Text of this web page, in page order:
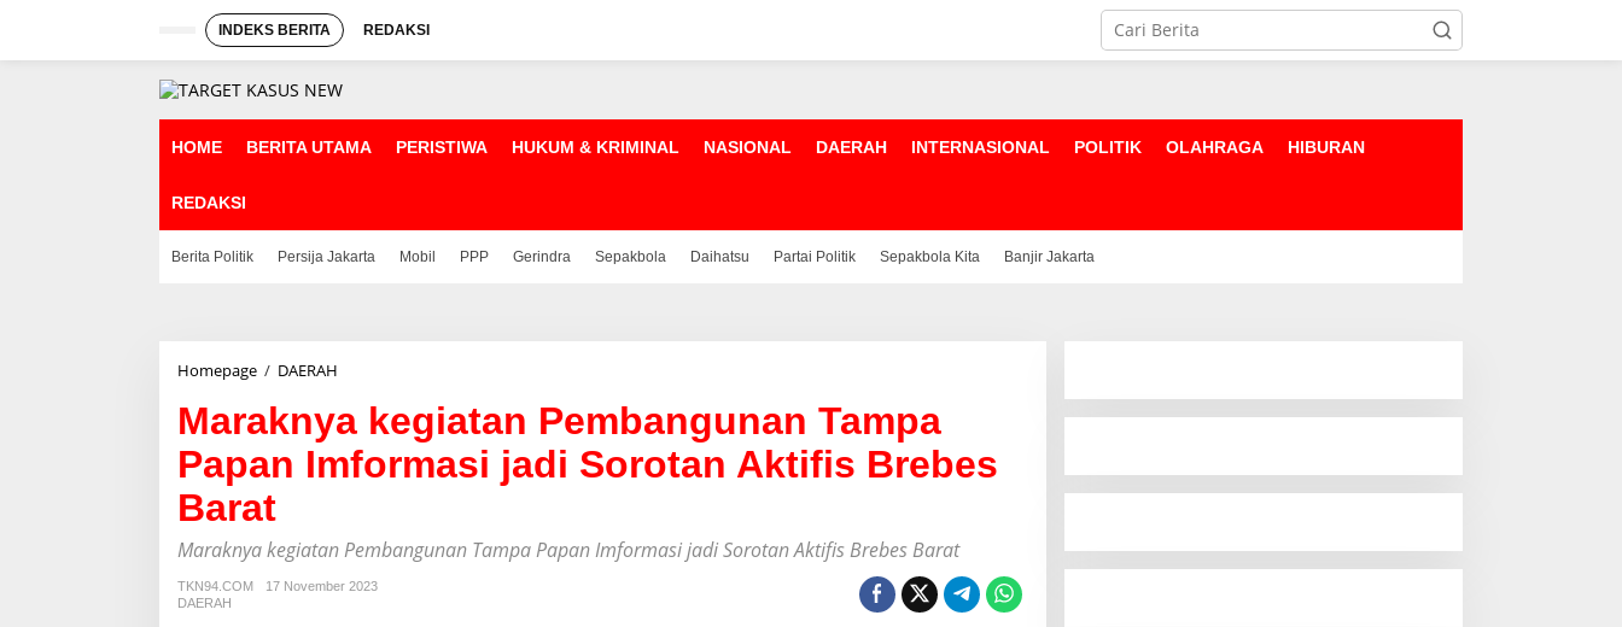
INDEKS BERITA REDAKSI
HOME BERITA UTAMA PERISTIWA HUKUM & KRIMINAL NASIONAL DAERAH INTERNASIONAL POLITIK OLAHRAGA HIBURAN
REDAKSI
Berita Politik Persija Jakarta Mobil PPP Gerindra Sepakbola Daihatsu Partai Politik Sepakbola Kita Banjir Jakarta
Homepage / DAERAH
r
a
k
n
k
g
Maraknya kegiatan Pembangunan Tampa
Papan Imformasi jadi Sorotan Aktifis Brebes
Barat
Maraknya kegiatan Pembangunan Tampa Papan Imformasi jadi Sorotan Aktifis Brebes Barat
TKN94.COM
17 November 2023
DAERAH